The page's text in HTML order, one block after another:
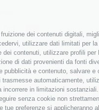
dei contenuti digitali,
utilizzare dati limitati per
contenuti, utilizzare profili
di dati provenienti da fonti
e contenuto, salvare
automaticamente,
in limitazioni
senza cookie non
preferenze si applicheranno